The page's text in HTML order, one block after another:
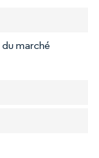
marché